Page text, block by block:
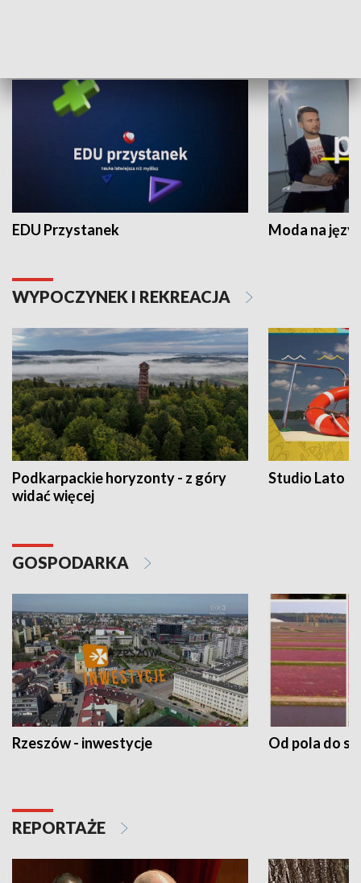
EDU Przystanek Moda na
WYPOCZYNEK I REKREACJA
Podkarpackie horyzonty - z góry
widać więcej
Studio Lato
GOSPODARKA
Rzeszów - inwestycje Od pola do
REPORTAŻE